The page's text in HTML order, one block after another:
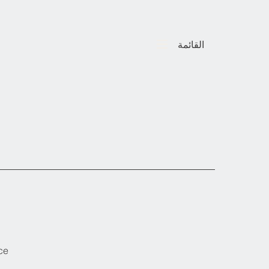
القائمة